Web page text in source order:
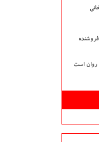
پوشش فروشنده
روان است